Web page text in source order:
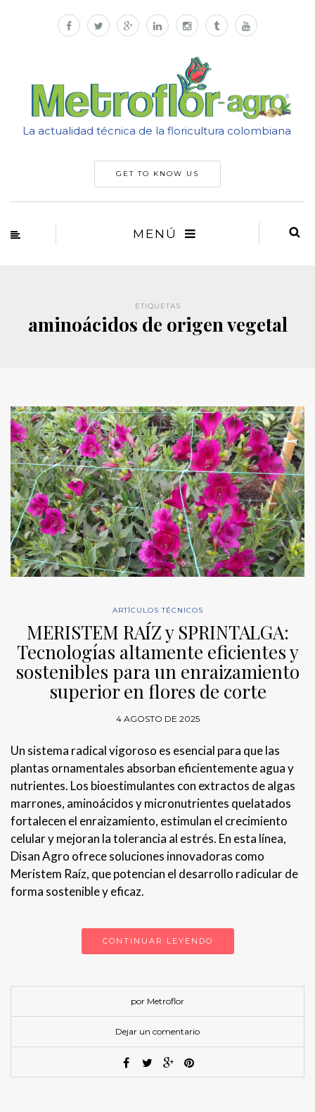
La actualidad técnica de la floricultura colombiana
GET TO KNOW US
MENÚ
ETIQUETAS
aminoácidos de origen vegetal
ARTÍCULOS TÉCNICOS
MERISTEM RAÍZ y SPRINTALGA:
Tecnologías altamente eficientes y
sostenibles para un enraizamiento
superior en flores de corte
4 AGOSTO DE 2025
Un sistema radical vigoroso es esencial para que las
plantas ornamentales absorban eficientemente agua y
nutrientes. Los bioestimulantes con extractos de algas
marrones, aminoácidos y micronutrientes quelatados
fortalecen el enraizamiento, estimulan el crecimiento
celular y mejoran la tolerancia al estrés. En esta línea,
Disan Agro ofrece soluciones innovadoras como
Meristem Raíz, que potencian el desarrollo radicular de
forma sostenible y eficaz.
CONTINUAR LEYENDO
por Metroflor
Dejar un comentario